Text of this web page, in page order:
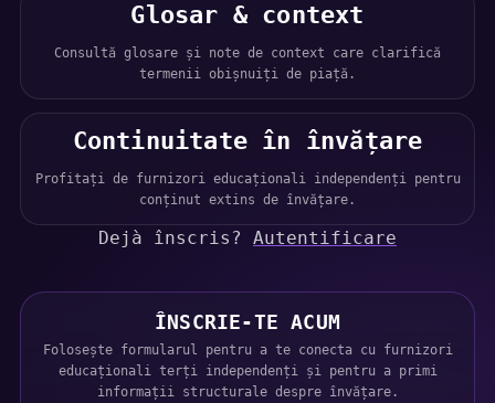
Glosar & context
Consultă glosare și note de context care clarifică
termenii obișnuiți de piață.
Continuitate în învățare
Profitați de furnizori educaționali independenți pentru
conținut extins de învățare.
Dejà înscris? Autentificare
ÎNSCRIE-TE ACUM
Folosește formularul pentru a te conecta cu furnizori
educaționali terți independenți și pentru a primi
informații structurale despre învățare.